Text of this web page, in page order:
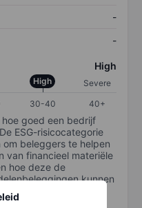
-
-
High
High
Severe
30-40 40+
goed een bedrijf
ESG-risicocategorie
beleggers te helpen
van financieel materiële
hoe deze de
kunnen
0-100. Hoe lager het
risico en 100 voor